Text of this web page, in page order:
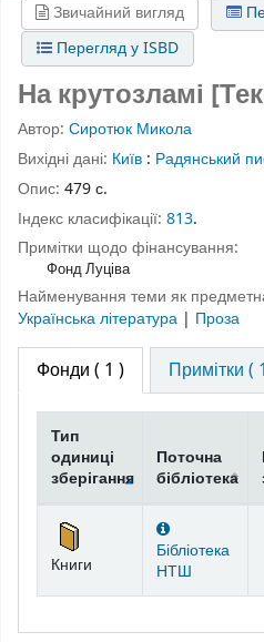
Звичайний вигляд
Перегляд у ISBD
На крутозламі
Автор: Сиротюк Микола
Вихідні дані: Київ : Радянський
Опис: 479 с.
Індекс класифікації: 813.
Примітки щодо фінансування:
Фонд Луціва
Найменування теми як
Українська література | Проза
Фонди ( 1 ) Примітки (
Фонди
Тип
одиниці
зберігання
Поточна
бібліотека
Книги
Бібліотека
НТШ